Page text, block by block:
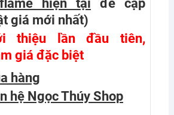
hiện tại
để cập
giá mới nhất)
thiệu lần đầu tiên,
giá đặc biệt
hàng
hệ Ngọc Thúy Shop